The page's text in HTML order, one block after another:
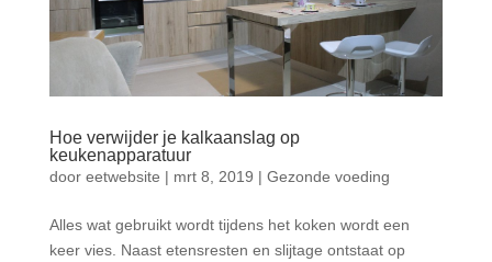
Hoe verwijder je kalkaanslag op
keukenapparatuur
door eetwebsite | mrt 8, 2019 | Gezonde voeding
Alles wat gebruikt wordt tijdens het koken wordt een
keer vies. Naast etensresten en slijtage ontstaat op